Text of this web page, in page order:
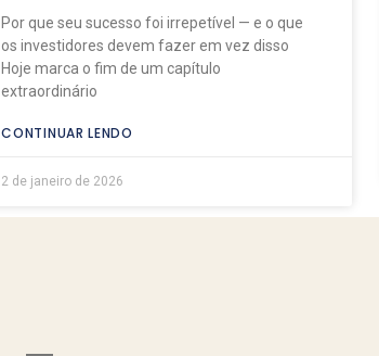
Por que seu sucesso foi irrepetível — e o que
os investidores devem fazer em vez disso
Hoje marca o fim de um capítulo
extraordinário
CONTINUAR LENDO
2 de janeiro de 2026